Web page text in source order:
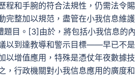
程和手腕的符合法規性，仍需法令
完整加以規范，盡管在小我信息維
題目。[3]由於，將包括小我信息
以到達教導和警示目標——早已不
以增值應用，特殊是憑仗年夜數據
，行政機關對小我信息應用的廣度